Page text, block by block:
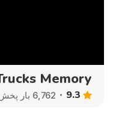
Memory
9.3 6,762 بار پخش